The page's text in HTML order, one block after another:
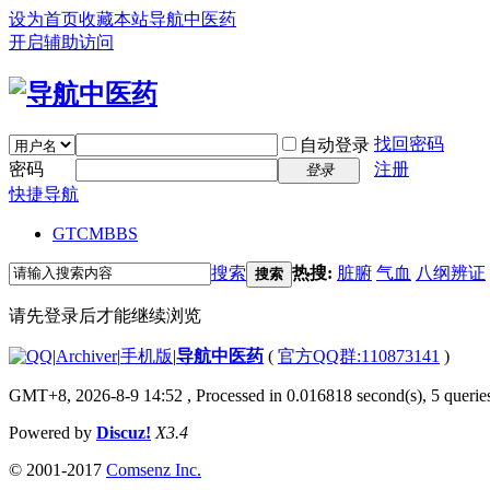
设为首页收藏本站导航中医药
开启辅助访问
自动登录 找回密码
密码
登录
注册
快捷导航
GTCMBBS
搜索 搜索 热搜: 脏腑 气血 八纲辨证
请先登录后才能继续浏览
|Archiver|手机版|导航中医药 ( 官方QQ群:110873141 )
GMT+8, 2026-8-9 14:52 , Processed in 0.016818 second(s), 5
Powered by Discuz! X3.4
© 2001-2017 Comsenz Inc.